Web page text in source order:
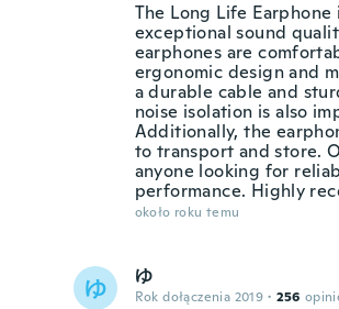
The Long Life
exceptional sound
earphones are
ergonomic design and
a durable cable and
noise isolation is also
Additionally, the
to transport and store.
anyone looking for
performance. Highly
około roku temu
ゆ ゆ
Rok dołączenia 2019 · 256